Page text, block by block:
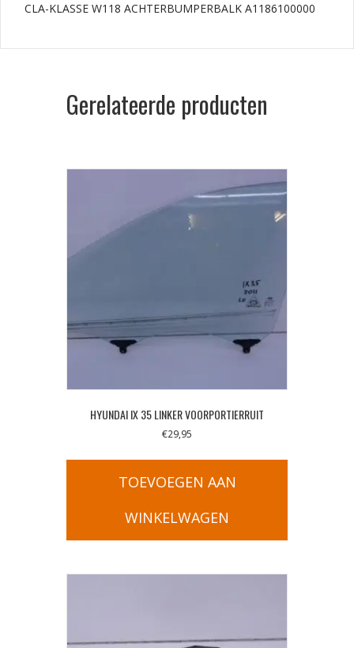
CLA-KLASSE W118 ACHTERBUMPERBALK A1186100000
Gerelateerde producten
HYUNDAI IX 35 LINKER VOORPORTIERRUIT
€29,95
TOEVOEGEN AAN
WINKELWAGEN